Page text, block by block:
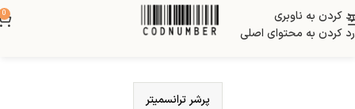
رد کردن به ناوبری
رد کردن به محتوای اصلی
0
پرشر ترانسمیتر